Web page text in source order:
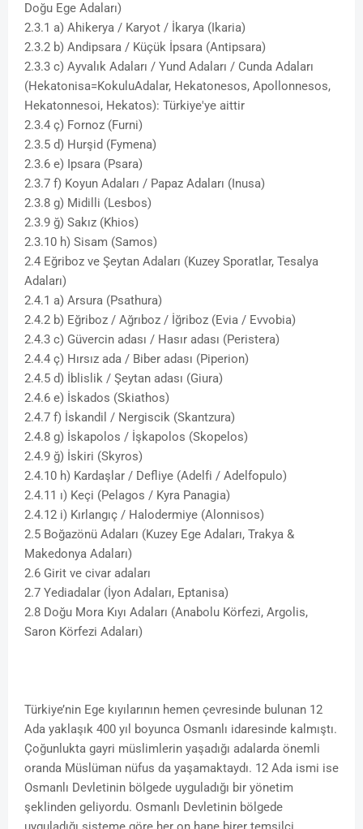
Doğu Ege Adaları)
2.3.1 a) Ahikerya / Karyot / İkarya (Ikaria)
2.3.2 b) Andipsara / Küçük İpsara (Antipsara)
2.3.3 c) Ayvalık Adaları / Yund Adaları / Cunda Adaları
(Hekatonisa=KokuluAdalar, Hekatonesos, Apollonnesos,
Hekatonnesoi, Hekatos): Türkiye'ye aittir
2.3.4 ç) Fornoz (Furni)
2.3.5 d) Hurşid (Fymena)
2.3.6 e) Ipsara (Psara)
2.3.7 f) Koyun Adaları / Papaz Adaları (Inusa)
2.3.8 g) Midilli (Lesbos)
2.3.9 ğ) Sakız (Khios)
2.3.10 h) Sisam (Samos)
2.4 Eğriboz ve Şeytan Adaları (Kuzey Sporatlar, Tesalya
Adaları)
2.4.1 a) Arsura (Psathura)
2.4.2 b) Eğriboz / Ağrıboz / İğriboz (Evia / Evvobia)
2.4.3 c) Güvercin adası / Hasır adası (Peristera)
2.4.4 ç) Hırsız ada / Biber adası (Piperion)
2.4.5 d) İblislik / Şeytan adası (Giura)
2.4.6 e) İskados (Skiathos)
2.4.7 f) İskandil / Nergiscik (Skantzura)
2.4.8 g) İskapolos / İşkapolos (Skopelos)
2.4.9 ğ) İskiri (Skyros)
2.4.10 h) Kardaşlar / Defliye (Adelfi / Adelfopulo)
2.4.11 ı) Keçi (Pelagos / Kyra Panagia)
2.4.12 i) Kırlangıç / Halodermiye (Alonnisos)
2.5 Boğazönü Adaları (Kuzey Ege Adaları, Trakya &
Makedonya Adaları)
2.6 Girit ve civar adaları
2.7 Yediadalar (İyon Adaları, Eptanisa)
2.8 Doğu Mora Kıyı Adaları (Anabolu Körfezi, Argolis,
Saron Körfezi Adaları)
Türkiye’nin Ege kıyılarının hemen çevresinde bulunan 12
Ada yaklaşık 400 yıl boyunca Osmanlı idaresinde kalmıştı.
Çoğunlukta gayri müslimlerin yaşadığı adalarda önemli
oranda Müslüman nüfus da yaşamaktaydı. 12 Ada ismi ise
Osmanlı Devletinin bölgede uyguladığı bir yönetim
şeklinden geliyordu. Osmanlı Devletinin bölgede